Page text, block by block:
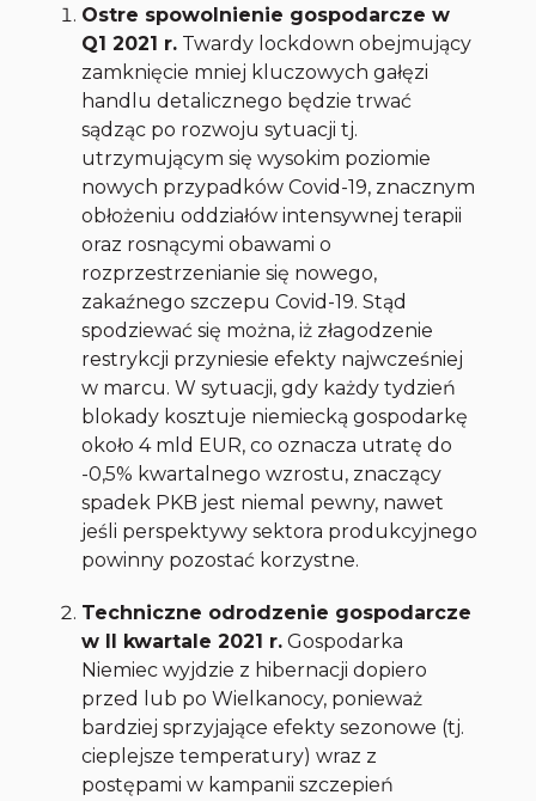
Ostre spowolnienie gospodarcze w
Q1 2021 r. Twardy lockdown obejmujący
zamknięcie mniej kluczowych gałęzi
handlu detalicznego będzie trwać
sądząc po rozwoju sytuacji tj.
utrzymującym się wysokim poziomie
nowych przypadków Covid-19, znacznym
obłożeniu oddziałów intensywnej terapii
oraz rosnącymi obawami o
rozprzestrzenianie się nowego,
zakaźnego szczepu Covid-19. Stąd
spodziewać się można, iż złagodzenie
restrykcji przyniesie efekty najwcześniej
w marcu. W sytuacji, gdy każdy tydzień
blokady kosztuje niemiecką gospodarkę
około 4 mld EUR, co oznacza utratę do
-0,5% kwartalnego wzrostu, znaczący
spadek PKB jest niemal pewny, nawet
jeśli perspektywy sektora produkcyjnego
powinny pozostać korzystne.
Techniczne odrodzenie gospodarcze
w II kwartale 2021 r. Gospodarka
Niemiec wyjdzie z hibernacji dopiero
przed lub po Wielkanocy, ponieważ
bardziej sprzyjające efekty sezonowe (tj.
cieplejsze temperatury) wraz z
postępami w kampanii szczepień